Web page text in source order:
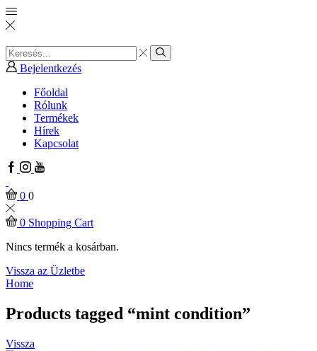
Search
input
Search
Bejelentkezés
Főoldal
Rólunk
Termékek
Hírek
Kapcsolat
Facebook
Instagram
Youtube
0 0
0 Shopping Cart
Nincs termék a kosárban.
Vissza az Üzletbe
Home
Products tagged “mint condition”
Vissza